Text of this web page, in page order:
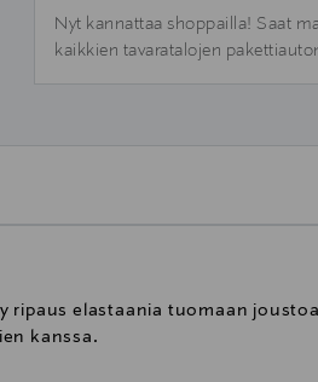
Nyt kannattaa shoppailla! Saat
kaikkien tavaratalojen
ripaus elastaania tuomaan
kanssa.